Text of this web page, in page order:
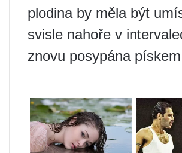
plodina by měla být
svisle nahoře v
znovu posypána